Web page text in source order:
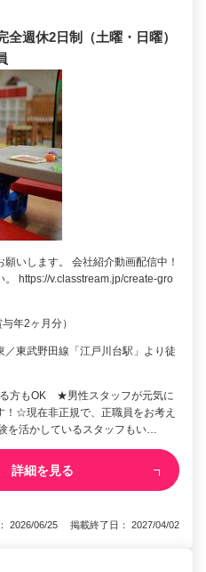
週休2日制（土曜・日曜）
いします。 会社紹介動画配信中！
。 https://v.classtream.jp/create-gro
年2ヶ月分）
／東武野田線「江戸川台駅」より徒
方もOK ★男性スタッフが元気に
！☆現在非正規で、正職員をお考え
を活かしているスタッフもい…
詳細を見る
2026/06/25 掲載終了日： 2027/04/02